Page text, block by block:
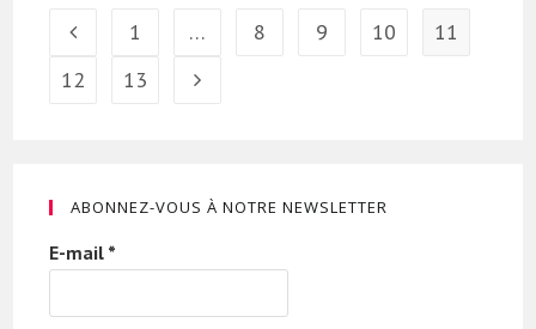
1 … 8 9 10
11
12
13
ABONNEZ-VOUS À NOTRE NEWSLETTER
E-mail *